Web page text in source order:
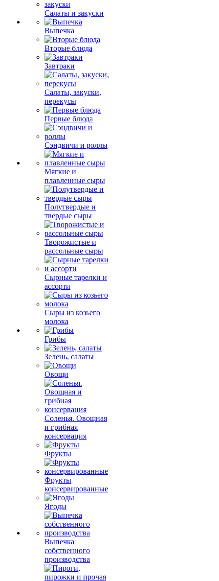
Салаты и закуски
Выпечка
Вторые блюда
Завтраки
Салаты, закуски,
перекусы
Первые блюда
Сэндвичи и роллы
Мягкие и
плавленные сыры
Полутвердые и
твердые сыры
Творожистые и
рассольные сыры
Сырные тарелки и
ассорти
Сыры из козьего
молока
Грибы
Зелень, салаты
Овощи
Соленья. Овощная
и грибная
консервация
Фрукты
Фрукты
консервированные
Ягоды
Выпечка
собственного
производства